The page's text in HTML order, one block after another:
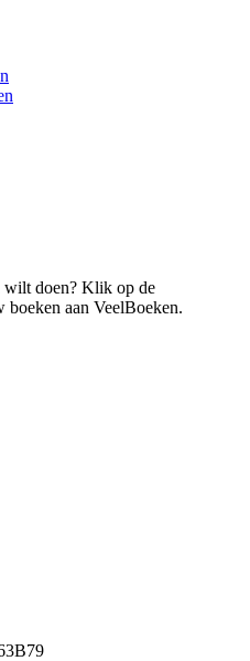
wilt doen? Klik op de
boeken aan VeelBoeken.